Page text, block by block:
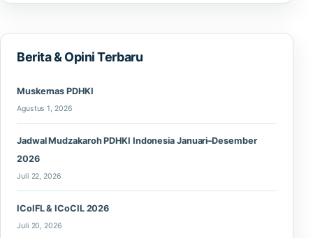
Berita & Opini Terbaru
Muskernas PDHKI
Agustus 1, 2026
Jadwal Mudzakaroh PDHKI Indonesia Januari–Desember
2026
Juli 22, 2026
ICoIFL & ICoCIL 2026
Juli 20, 2026